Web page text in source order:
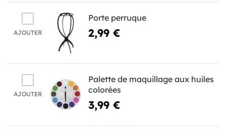
AJOUTER
Porte perruque
2,99 €
AJOUTER
Palette de maquillage aux huiles
colorées
3,99 €